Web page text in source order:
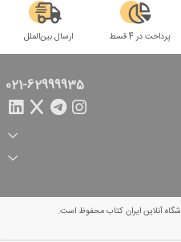
پرداخت در 4 قسط ارسال بین‌الملل
021-62999935
آنلاین ایران کتاب محفوظ است.